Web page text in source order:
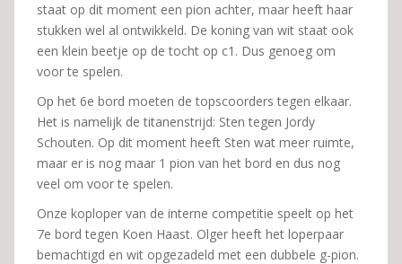
staat op dit moment een pion achter, maar heeft haar
stukken wel al ontwikkeld. De koning van wit staat ook
een klein beetje op de tocht op c1. Dus genoeg om
voor te spelen.
Op het 6e bord moeten de topscoorders tegen elkaar.
Het is namelijk de titanenstrijd: Sten tegen Jordy
Schouten. Op dit moment heeft Sten wat meer ruimte,
maar er is nog maar 1 pion van het bord en dus nog
veel om voor te spelen.
Onze koploper van de interne competitie speelt op het
7e bord tegen Koen Haast. Olger heeft het loperpaar
bemachtigd en wit opgezadeld met een dubbele g-pion.